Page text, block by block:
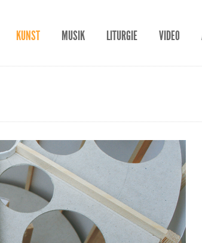
KUNST MUSIK LITURGIE VIDEO